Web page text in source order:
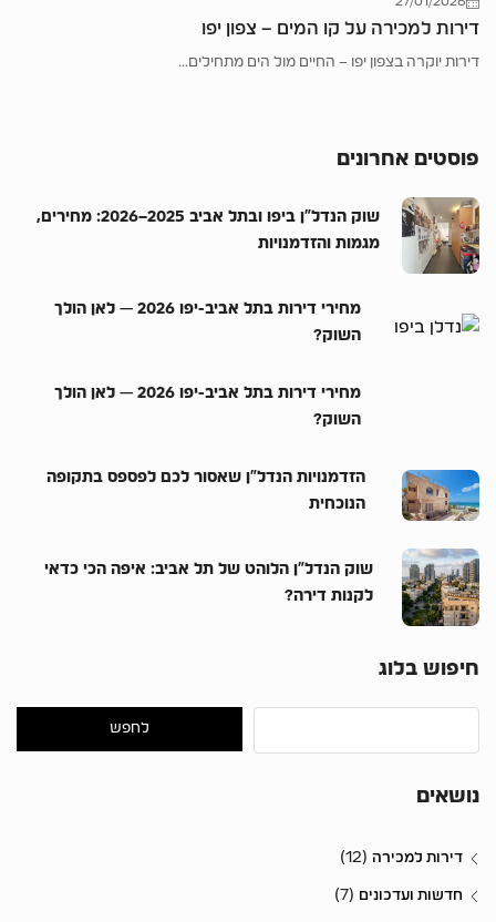
דירות למכירה על קו המים – צפון יפו
דירות יוקרה בצפון יפו – החיים מול הים מתחילים...
פוסטים אחרונים
שוק הנדל”ן ביפו ובתל אביב 2025–2026: מחירים,
מגמות והזדמנויות
מחירי דירות בתל אביב-יפו 2026 — לאן הולך
השוק?
מחירי דירות בתל אביב-יפו 2026 — לאן הולך
השוק?
הזדמנויות הנדל”ן שאסור לכם לפספס בתקופה
הנוכחית
שוק הנדל”ן הלוהט של תל אביב: איפה הכי כדאי
לקנות דירה?
חיפוש בלוג
לחפש
נושאים
דירות למכירה (12)
חדשות ועדכונים (7)